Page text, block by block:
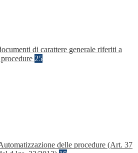
di carattere generale riferiti a
25
delle procedure (Art. 37